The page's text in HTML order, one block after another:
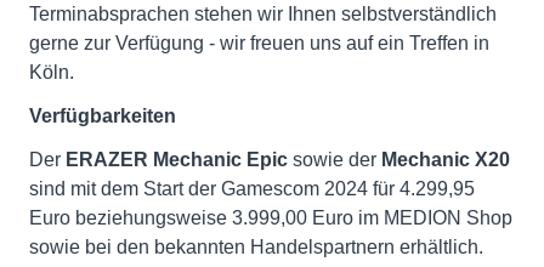
Terminabsprachen stehen wir Ihnen selbstverständlich
gerne zur Verfügung - wir freuen uns auf ein Treffen in
Köln.
Verfügbarkeiten
Der ERAZER Mechanic Epic sowie der Mechanic X20
sind mit dem Start der Gamescom 2024 für 4.299,95
Euro beziehungsweise 3.999,00 Euro im MEDION Shop
sowie bei den bekannten Handelspartnern erhältlich.